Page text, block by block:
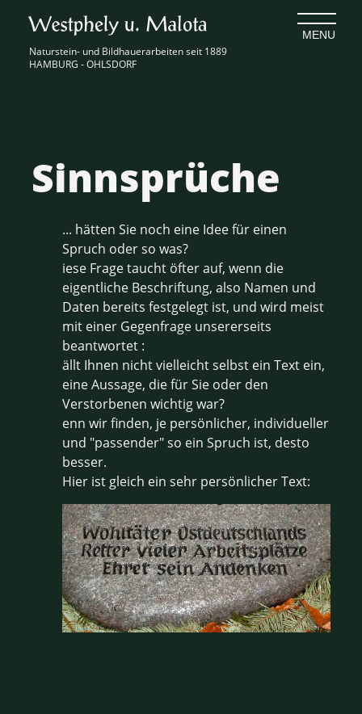
Naturstein- und Bildhauerarbeiten seit 1889
HAMBURG - OHLSDORF
Sinnsprüche
... hätten Sie noch eine Idee für einen
Spruch oder so was?
iese Frage taucht öfter auf, wenn die
eigentliche Beschriftung, also Namen und
Daten bereits festgelegt ist, und wird meist
mit einer Gegenfrage unsererseits
beantwortet :
ällt Ihnen nicht vielleicht selbst ein Text ein,
eine Aussage, die für Sie oder den
Verstorbenen wichtig war?
enn wir finden, je persönlicher, individueller
und "passender" so ein Spruch ist, desto
besser.
Hier ist gleich ein sehr persönlicher Text: